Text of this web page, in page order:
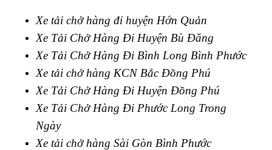
Xe tải chở hàng đi huyện Hớn Quản
Xe Tải Chở Hàng Đi Huyện Bù Đăng
Xe Tải Chở Hàng Đi Bình Long Bình Phước
Xe tải chở hàng KCN Bắc Đồng Phú
Xe Tải Chở Hàng Đi Huyện Đồng Phú
Xe Tải Chở Hàng Đi Phước Long Trong
Ngày
Xe tải chở hàng Sài Gòn Bình Phước